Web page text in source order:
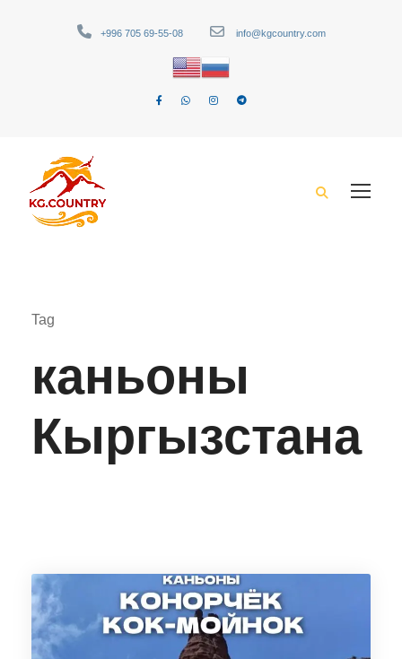
+996 705 69-55-08 info@kgcountry.com
Tag
каньоны
Кыргызстана